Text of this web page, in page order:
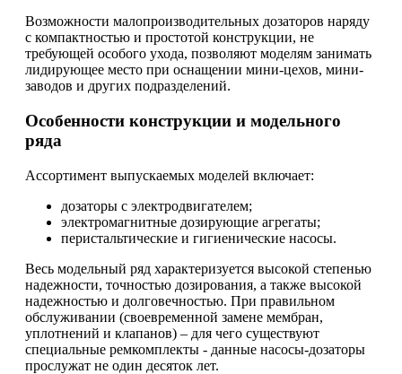
Возможности малопроизводительных дозаторов наряду
с компактностью и простотой конструкции, не
требующей особого ухода, позволяют моделям занимать
лидирующее место при оснащении мини-цехов, мини-
заводов и других подразделений.
Особенности конструкции и модельного
ряда
Ассортимент выпускаемых моделей включает:
дозаторы с электродвигателем;
электромагнитные дозирующие агрегаты;
перистальтические и гигиенические насосы.
Весь модельный ряд характеризуется высокой степенью
надежности, точностью дозирования, а также высокой
надежностью и долговечностью. При правильном
обслуживании (своевременной замене мембран,
уплотнений и клапанов) – для чего существуют
специальные ремкомплекты - данные насосы-дозаторы
прослужат не один десяток лет.